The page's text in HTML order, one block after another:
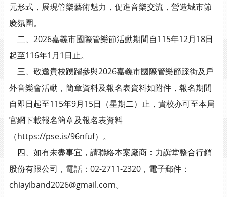
元形式，展現管樂藝術魅力，促進音樂交流，營造城市節
慶氛圍。
二、2026嘉義市國際管樂節活動期間自115年12月18日
起至116年1月1日止。
三、敬邀貴校踴躍參與2026嘉義市國際管樂節踩街及戶
外音樂會活動，簡章資料及報名表資料如附件，報名期間
自即日起至115年9月15日（星期二）止，貴校亦可至本局
官網下載報名簡章及報名表資料
（https://pse.is/96nfuf）。
四、如有未盡事宜，請聯絡本案廠商：力譔堂整合行銷
股份有限公司，電話：02-2711-2320，電子郵件：
chiayiband2026@gmail.com。